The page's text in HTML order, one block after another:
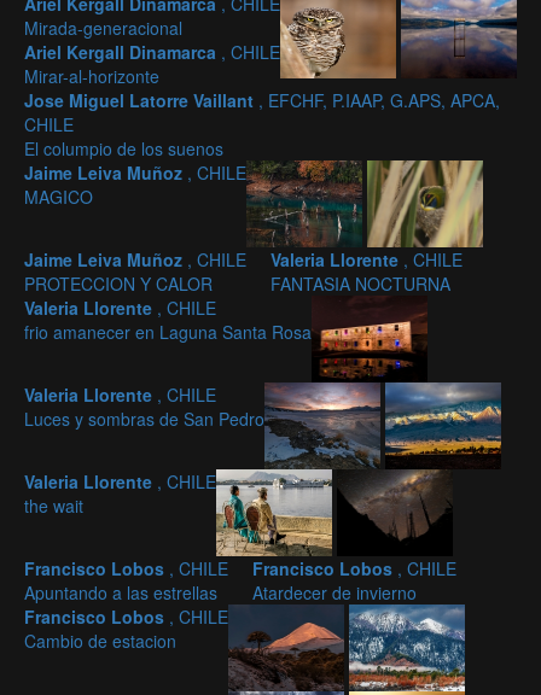
Mirada-generacional
Ariel Kergall Dinamarca , CHILE
Mirar-al-horizonte
Jose Miguel Latorre Vaillant , EFCHF, P.IAAP, G.APS, APCA,
CHILE
El columpio de los suenos
Jaime Leiva Muñoz , CHILE
MAGICO
Jaime Leiva Muñoz , CHILE
PROTECCION Y CALOR
Valeria Llorente , CHILE
FANTASIA NOCTURNA
Valeria Llorente , CHILE
frio amanecer en Laguna Santa Rosa
Valeria Llorente , CHILE
Luces y sombras de San Pedro
Valeria Llorente , CHILE
the wait
Francisco Lobos , CHILE
Apuntando a las estrellas
Francisco Lobos , CHILE
Atardecer de invierno
Francisco Lobos , CHILE
Cambio de estacion